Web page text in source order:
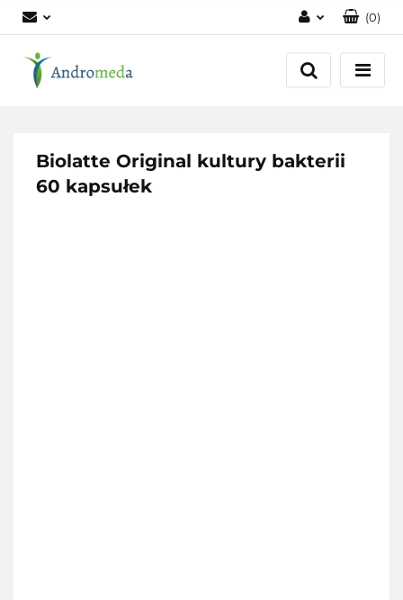
Zaloguj się
Zarejestruj się
(0)
Biolatte Original kultury bakterii
60 kapsułek